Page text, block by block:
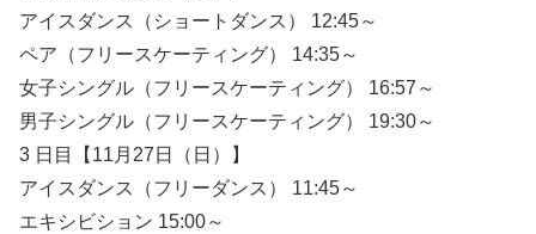
アイスダンス（ショートダンス） 12:45～
ペア（フリースケーティング） 14:35～
女子シングル（フリースケーティング） 16:57～
男子シングル（フリースケーティング） 19:30～
3 日目【11月27日（日）】
アイスダンス（フリーダンス） 11:45～
エキシビション 15:00～